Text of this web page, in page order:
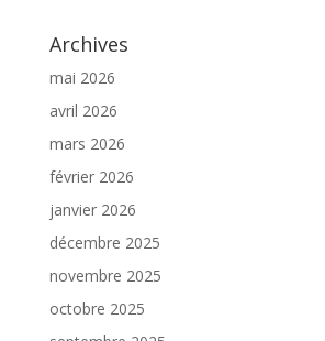
Archives
mai 2026
avril 2026
mars 2026
février 2026
janvier 2026
décembre 2025
novembre 2025
octobre 2025